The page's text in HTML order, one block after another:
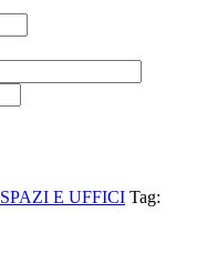
SPAZI E UFFICI Tag: